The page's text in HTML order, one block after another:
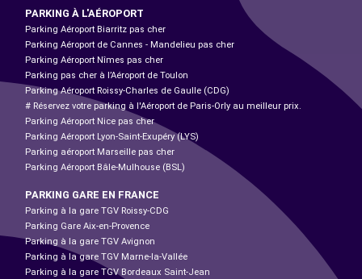
PARKING À L'AÉROPORT
Parking Aéroport Biarritz pas cher
Parking Aéroport de Cannes - Mandelieu pas cher
Parking Aéroport Nîmes pas cher
Parking pas cher à l’Aéroport de Toulon
Parking Aéroport Roissy-Charles de Gaulle (CDG)
# Réservez votre parking à l'Aéroport de Paris-Orly au meilleur prix.
Parking Aéroport Nice pas cher
Parking Aéroport Lyon-Saint-Exupéry (LYS)
Parking aéroport Marseille pas cher
Parking Aéroport Bâle-Mulhouse (BSL)
PARKING GARE EN FRANCE
Parking à la gare TGV Roissy-CDG
Parking Gare Aix-en-Provence
Parking à la gare TGV Avignon
Parking à la gare TGV Marne-la-Vallée
Parking à la gare TGV Bordeaux Saint-Jean